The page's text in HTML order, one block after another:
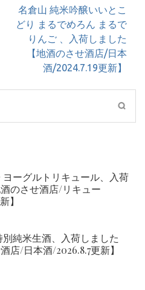
名倉山 純米吟醸いいとこ
どり まるでめろん まるで
りんご 、入荷しました
【地酒のさせ酒店/日本
酒/2024.7.19更新】
ヨーグルトリキュール、入荷
のさせ酒店/リキュー
】
純米生酒、入荷しました
店/日本酒/2026.8.7更新】